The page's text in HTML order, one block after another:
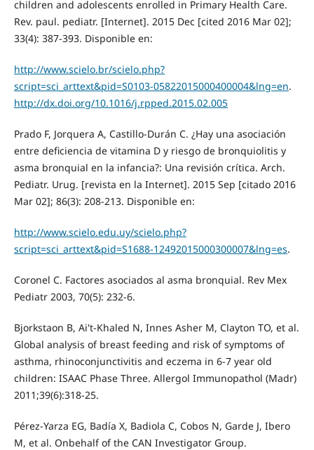
children and adolescents enrolled in Primary Health Care.
Rev. paul. pediatr. [Internet]. 2015 Dec [cited 2016 Mar 02];
33(4): 387-393. Disponible en:
http://www.scielo.br/scielo.php?
script=sci_arttext&pid=S0103-05822015000400004&lng=en.
http://dx.doi.org/10.1016/j.rpped.2015.02.005
Prado F, Jorquera A, Castillo-Durán C. ¿Hay una asociación
entre deficiencia de vitamina D y riesgo de bronquiolitis y
asma bronquial en la infancia?: Una revisión crítica. Arch.
Pediatr. Urug. [revista en la Internet]. 2015 Sep [citado 2016
Mar 02]; 86(3): 208-213. Disponible en:
http://www.scielo.edu.uy/scielo.php?
script=sci_arttext&pid=S1688-12492015000300007&lng=es.
Coronel C. Factores asociados al asma bronquial. Rev Mex
Pediatr 2003, 70(5): 232-6.
Bjorkstaon B, Ai't-Khaled N, Innes Asher M, Clayton TO, et al.
Global analysis of breast feeding and risk of symptoms of
asthma, rhinoconjunctivitis and eczema in 6-7 year old
children: ISAAC Phase Three. Allergol Immunopathol (Madr)
2011;39(6):318-25.
Pérez-Yarza EG, Badía X, Badiola C, Cobos N, Garde J, Ibero
M, et al. Onbehalf of the CAN Investigator Group.